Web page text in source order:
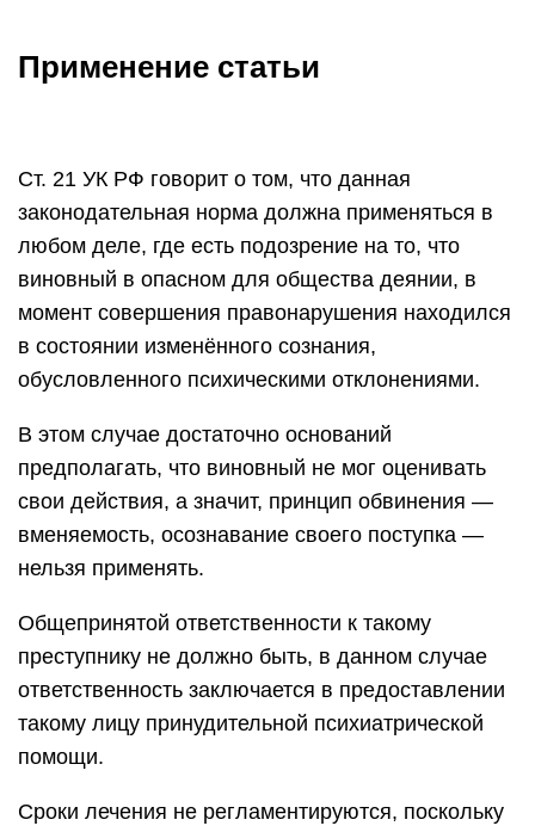
Применение статьи
Ст. 21 УК РФ говорит о том, что данная
законодательная норма должна применяться в
любом деле, где есть подозрение на то, что
виновный в опасном для общества деянии, в
момент совершения правонарушения находился
в состоянии изменённого сознания,
обусловленного психическими отклонениями.
В этом случае достаточно оснований
предполагать, что виновный не мог оценивать
свои действия, а значит, принцип обвинения —
вменяемость, осознавание своего поступка —
нельзя применять.
Общепринятой ответственности к такому
преступнику не должно быть, в данном случае
ответственность заключается в предоставлении
такому лицу принудительной психиатрической
помощи.
Сроки лечения не регламентируются, поскольку